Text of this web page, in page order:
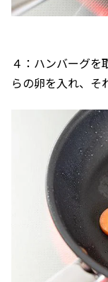
４：ハンバーグを
らの卵を入れ、そ